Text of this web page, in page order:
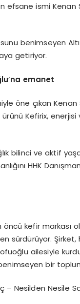
efsane ismi
benimseyen
getiriyor.
’na emanet
öne çıkan
Kefirix,
bilinci ve aktif
HHK
kefir markası
sürdürüyor. Şirket,
ailesiyle
bir
– Nesilden Nesile